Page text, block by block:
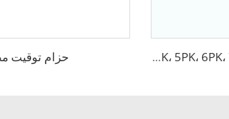
3PK، 4PK، 5PK، 6PK، 7PK، 8PK، 9PK، 10PK، 11PK، 12PK حزام V مسنن لـ PEUGEOT حزام توقيت